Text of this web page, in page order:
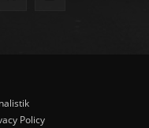
Policy